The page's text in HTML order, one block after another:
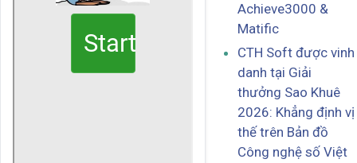
Achieve3000 &
Matific
CTH Soft được vinh
danh tại Giải
thưởng Sao Khuê
2026: Khẳng định vị
thế trên Bản đồ
Công nghệ số Việt